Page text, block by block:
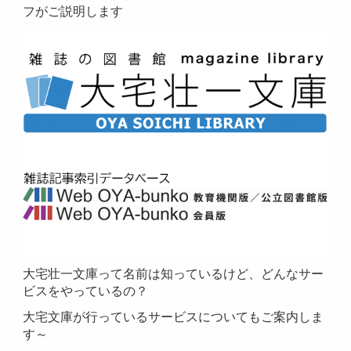
フがご説明します
大宅壮一文庫って名前は知っているけど、どんなサー
ビスをやっているの？
大宅文庫が行っているサービスについてもご案内しま
す～